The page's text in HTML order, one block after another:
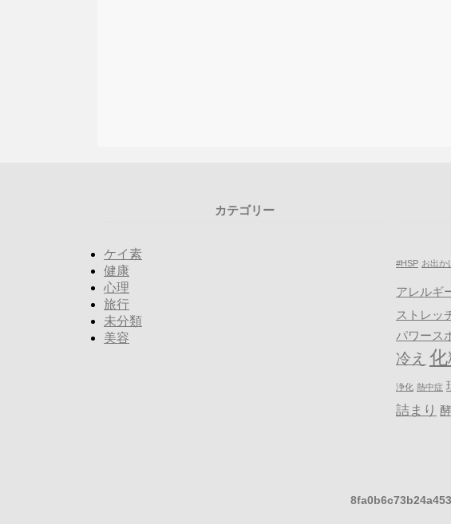
カテゴリー
ケイ素
健康
心理
旅行
未分類
美容
#HSP お出か
アレルギ
ストレッ
パワース
冷え
浄化 熱中症
詰まり